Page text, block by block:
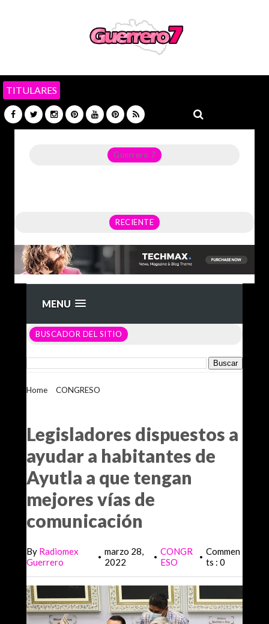
TITULARES
Guerrero 7
RECIENTE
MENU
BUSCADOR DEL SITIO
Home CONGRESO
Legisladores dispuestos a
ayudar a habitantes de
Ayutla a que tengan
mejores vías de
comunicación
By Radiomex
Guerrero
• marzo 28,
2022
• CONGR
ESO
• Commen
ts : 0